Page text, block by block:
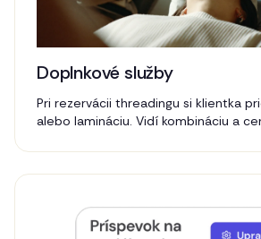
Doplnkové služby
Pri rezervácii threadingu si klientka
alebo lamináciu. Vidí kombináciu a